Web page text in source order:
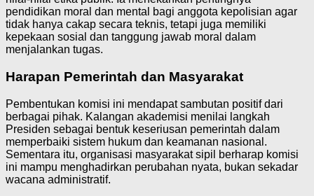
pendidikan moral dan mental bagi anggota kepolisian agar
tidak hanya cakap secara teknis, tetapi juga memiliki
kepekaan sosial dan tanggung jawab moral dalam
menjalankan tugas.
Harapan Pemerintah dan Masyarakat
Pembentukan komisi ini mendapat sambutan positif dari
berbagai pihak. Kalangan akademisi menilai langkah
Presiden sebagai bentuk keseriusan pemerintah dalam
memperbaiki sistem hukum dan keamanan nasional.
Sementara itu, organisasi masyarakat sipil berharap komisi
ini mampu menghadirkan perubahan nyata, bukan sekadar
wacana administratif.